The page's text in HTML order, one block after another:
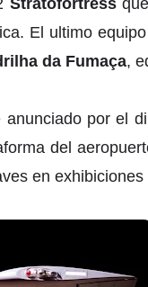
Stratofortressque
El ultimo
da Fumaça,
por el
del
en